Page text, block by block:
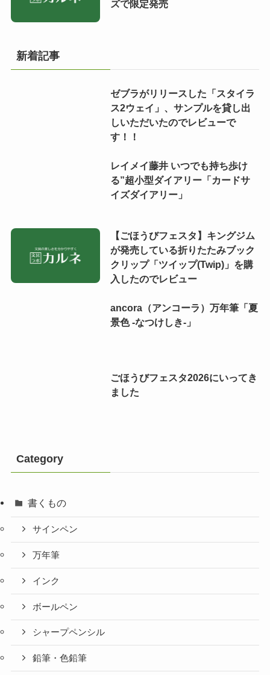
ズで限定発売
新着記事
ゼブラがリリースした「スタイラ
ス2ウェイ」、サンプルを貸し出
しいただいたのでレビューで
す！！
レイメイ藤井 いつでも持ち歩け
る”超小型ダイアリー「カードサ
イズダイアリー」
【ごほうびフェスタ】キングジム
が発売している折りたたみブック
クリップ「ツイップ(Twip)」を購
入したのでレビュー
ancora（アンコーラ）万年筆「夏
景色 -なつけしき-」
ごほうびフェスタ2026にいってき
ました
Category
書くもの
サインペン
万年筆
インク
ボールペン
シャープペンシル
鉛筆・色鉛筆